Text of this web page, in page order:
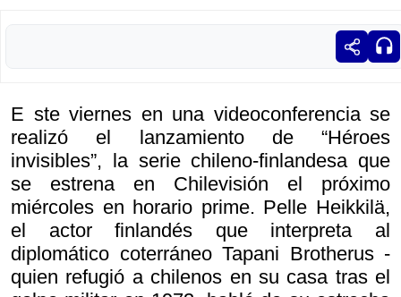
E ste viernes en una videoconferencia se
realizó el lanzamiento de “Héroes
invisibles”, la serie chileno-finlandesa que
se estrena en Chilevisión el próximo
miércoles en horario prime. Pelle Heikkilä,
el actor finlandés que interpreta al
diplomático coterráneo Tapani Brotherus -
quien refugió a chilenos en su casa tras el